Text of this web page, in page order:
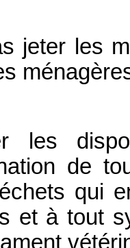
jeter les
les
de
qui
et à tout